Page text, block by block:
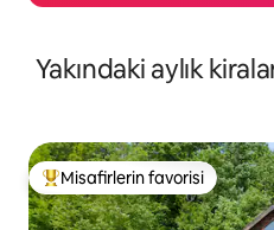
Yakındaki aylık
Misafirlerin favorilerinden en
Misafirlerin favorisi